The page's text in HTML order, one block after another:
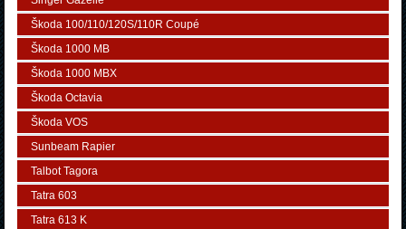
Škoda 100/110/120S/110R Coupé
Škoda 1000 MB
Škoda 1000 MBX
Škoda Octavia
Škoda VOS
Sunbeam Rapier
Talbot Tagora
Tatra 603
Tatra 613 K